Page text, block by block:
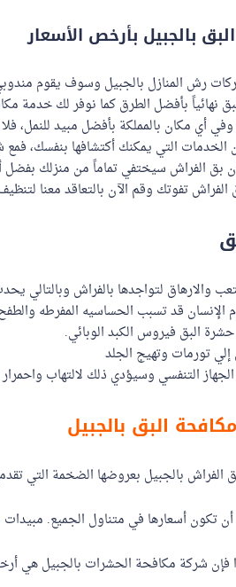
بالجبيل بأرخص الأسعار
رش المنازل بالجبيل وسوف يقوم
نهائياً بأفضل الطرق كما نوفر لك خدمة
أي مكان بالمملكة بأفضل مبيد للنمل،
الخدمات التي يمكنك أكتشافها بنفسك،
بق الفراش سيختفي تماماً من منزلك
تفوتك وقم الآن بالتعاقد معنا
والارهاق لتواجدها بالفراش وبالتالي
الإنسان قد تسبب الحساسيه المفرطه
حشرة البق فيروس الكبد الوبائي.
تورمات وتهيج الجلد
التنفسي وسيؤدي ذلك لالتهاب
البق بالجبيل
الفراش بالجبيل بعروضها الضخمة التي
تكون أسعارها في متناول الجميع.
فإن شركة مكافحة الحشرات بالجبيل هي